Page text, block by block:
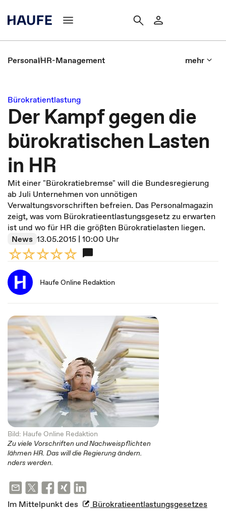
PersonalHR-Management mehr
Bürokratientlastung
Der Kampf gegen die
bürokratischen Lasten
in HR
Mit einer "Bürokratiebremse" will die Bundesregierung
ab Juli Unternehmen von unnötigen
Verwaltungsvorschriften befreien. Das Personalmagazin
zeigt, was vom Bürokratieentlastungsgesetz zu erwarten
ist und wo für HR die größten Bürokratielasten liegen.
News 13.05.2015 | 10:00 Uhr
Haufe Online Redaktion
Bild: Haufe Online Redaktion
Zu viele Vorschriften und Nachweispflichten
lähmen HR. Das will die Regierung ändern.
nders werden.
Im Mittelpunkt des
Bürokratieentlastungsgesetzes